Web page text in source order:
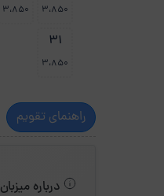
3،850 3،850
31
3،850
راهنمای تقویم
درباره میزبان